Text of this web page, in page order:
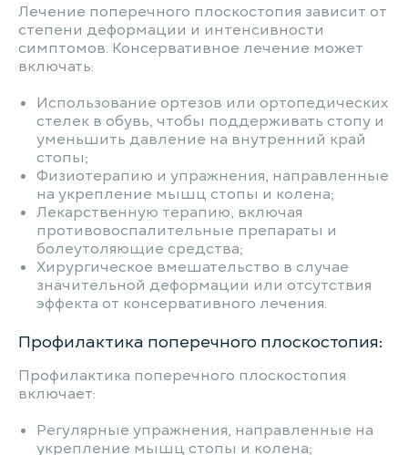
Лечение поперечного плоскостопия зависит от
степени деформации и интенсивности
симптомов. Консервативное лечение может
включать:
Использование ортезов или ортопедических
стелек в обувь, чтобы поддерживать стопу и
уменьшить давление на внутренний край
стопы;
Физиотерапию и упражнения, направленные
на укрепление мышц стопы и колена;
Лекарственную терапию, включая
противовоспалительные препараты и
болеутоляющие средства;
Хирургическое вмешательство в случае
значительной деформации или отсутствия
эффекта от консервативного лечения.
Профилактика поперечного плоскостопия:
Профилактика поперечного плоскостопия
включает:
Регулярные упражнения, направленные на
укрепление мышц стопы и колена;